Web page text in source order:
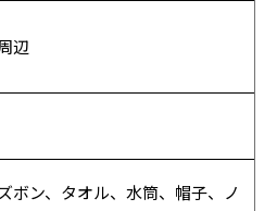
辺
ボン、タオル、水筒、帽子、ノ